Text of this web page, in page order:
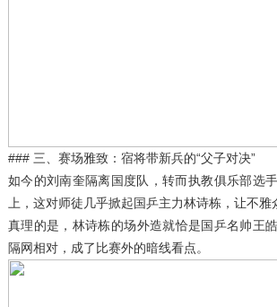
### 三、赛场雅致：宿将带新兵的“父子对决”
如今的刘南奎隔离国度队，转而执教俱乐部选
上，这对师徒几乎掀起国乒主力林诗栋，让不雅
真理的是，林诗栋的场外造就恰是国乒名帅
隔网相对，成了比赛外的暗线看点。